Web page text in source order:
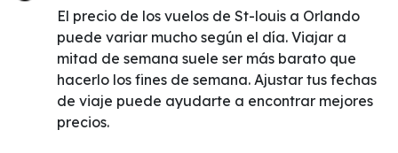
El precio de los vuelos de St-louis a Orlando
puede variar mucho según el día. Viajar a
mitad de semana suele ser más barato que
hacerlo los fines de semana. Ajustar tus fechas
de viaje puede ayudarte a encontrar mejores
precios.